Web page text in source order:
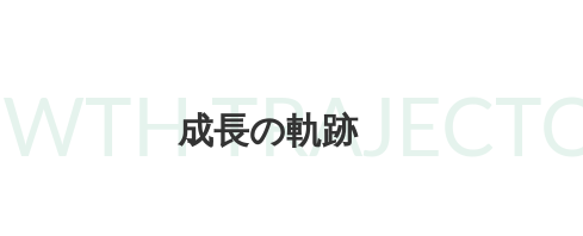
成長の軌跡